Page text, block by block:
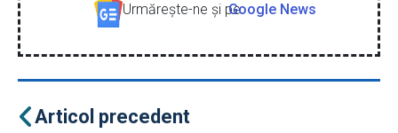
Urmăreşte-ne şi peGoogle News
Articol precedent